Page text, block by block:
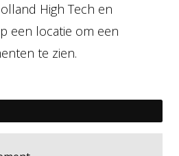
High Tech en
een locatie om een
te zien.